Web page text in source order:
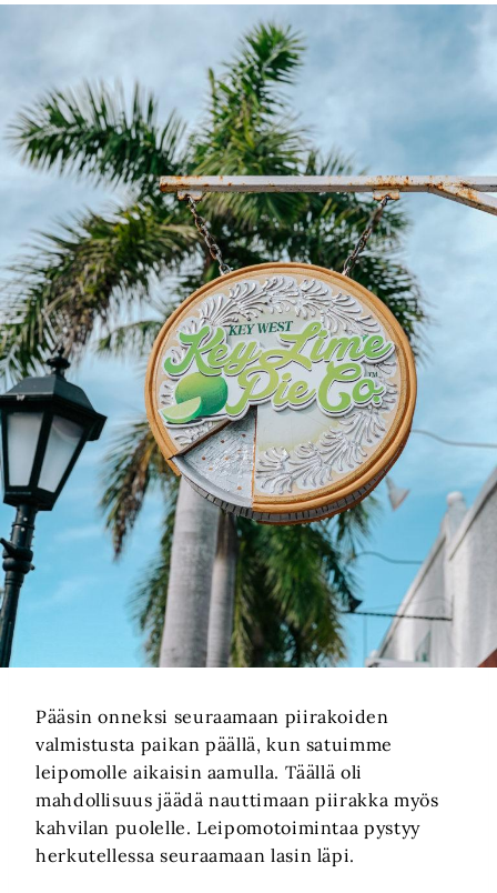
Pääsin onneksi seuraamaan piirakoiden
valmistusta paikan päällä, kun satuimme
leipomolle aikaisin aamulla. Täällä oli
mahdollisuus jäädä nauttimaan piirakka myös
kahvilan puolelle. Leipomotoimintaa pystyy
herkutellessa seuraamaan lasin läpi.